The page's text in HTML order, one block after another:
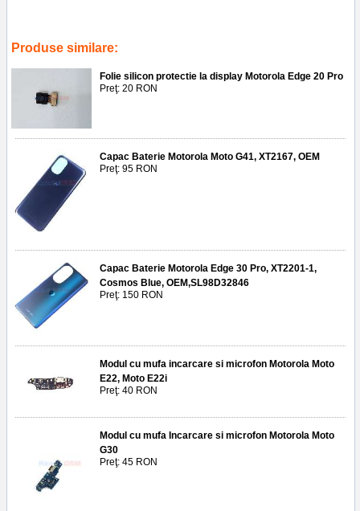
Produse similare:
Folie silicon protectie la display Motorola Edge 20 Pro
Preţ: 20 RON
Capac Baterie Motorola Moto G41, XT2167, OEM
Preţ: 95 RON
Capac Baterie Motorola Edge 30 Pro, XT2201-1,
Cosmos Blue, OEM,SL98D32846
Preţ: 150 RON
Modul cu mufa incarcare si microfon Motorola Moto
E22, Moto E22i
Preţ: 40 RON
Modul cu mufa Incarcare si microfon Motorola Moto
G30
Preţ: 45 RON